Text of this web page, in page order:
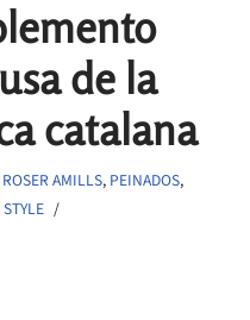
de la
catalana
AMILLS, PEINADOS,
STYLE